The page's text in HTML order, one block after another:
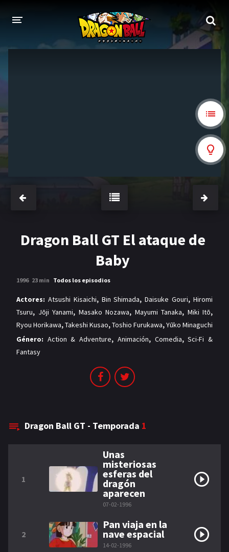
PELÍCULAS
MANGAS
Dragon Ball GT El ataque de
Baby
1996 23 min Todos los episodios
Actores: Atsushi Kisaichi, Bin Shimada,Daisuke Gouri,Hiromi
Tsuru, Jōji Yanami, Masako Nozawa, Mayumi Tanaka, Miki Itō,
Ryou Horikawa,Takeshi Kusao,Toshio Furukawa,Yūko Minaguchi
Género: Action & Adventure, Animación, Comedia,Sci-Fi &
Fantasy
Dragon Ball GT - Temporada 1
1
Unas
misteriosas
esferas del
dragón
aparecen
07-02-1996
2
Pan viaja en la
nave espacial
14-02-1996